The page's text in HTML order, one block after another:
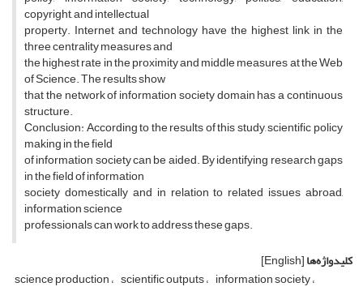
copyright, and intellectual
property. Internet and technology have the highest link in the
three centrality measures and
the highest rate in the proximity and middle measures at the Web
of Science. The results show
that the network of information society domain has a continuous
structure.
Conclusion: According to the results of this study, scientific policy
making in the field
of information society can be aided. By identifying research gaps
in the field of information
society domestically and in relation to related issues abroad,
information science
professionals can work to address these gaps.
کلیدواژه‌ها[English]
science production scientific outputs information society